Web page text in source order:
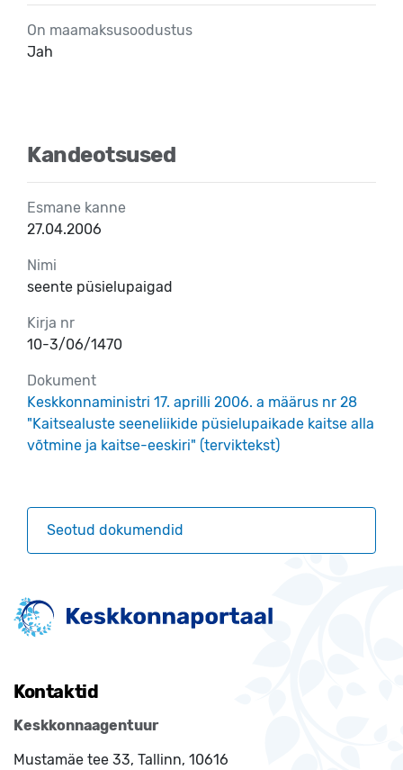
On maamaksusoodustus
Jah
Kandeotsused
Esmane kanne
27.04.2006
Nimi
seente püsielupaigad
Kirja nr
10-3/06/1470
Dokument
Keskkonnaministri 17. aprilli 2006. a määrus nr 28
"Kaitsealuste seeneliikide püsielupaikade kaitse alla
võtmine ja kaitse-eeskiri" (terviktekst)
Seotud dokumendid
Kontaktid
Keskkonnaagentuur
Mustamäe tee 33, Tallinn, 10616